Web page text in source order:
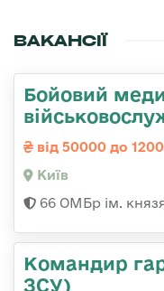
ВАКАНСІЇ
Бойовий
від 50000 до
Київ
66 ОМБр ім.
Командир
ЗСУ)